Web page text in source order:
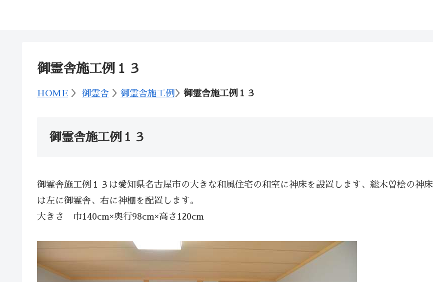
御霊舎施工例１３
HOME ＞ 御霊舎 ＞ 御霊舎施工例 ＞ 御霊舎施工例１３
御霊舎施工例１３
御霊舎施工例１３は愛知県名古屋市の大きな和風住宅の和室に神床を設置します、総木曽桧の神床
は左に御霊舎、右に神棚を配置します。
大きさ 巾140cm×奥行98cm×高さ120cm